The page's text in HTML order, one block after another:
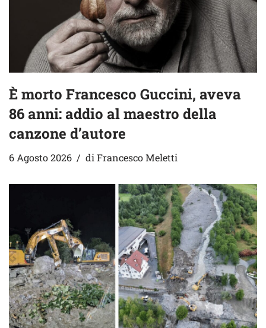
È morto Francesco Guccini, aveva
86 anni: addio al maestro della
canzone d’autore
6 Agosto 2026 di Francesco Meletti